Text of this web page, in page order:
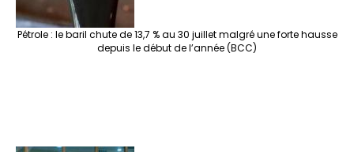
Pétrole : le baril chute de 13,7 % au 30 juillet malgré une forte hausse
depuis le début de l’année (BCC)